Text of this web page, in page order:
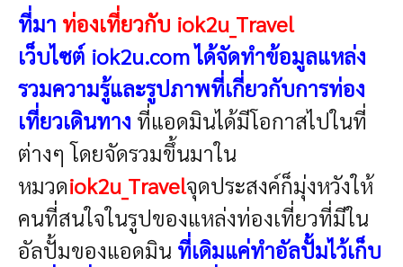
ที่มา ท่องเที่ยวกับ iok2u_Travel
เว็บไซต์ iok2u.com ได้จัดทำข้อมูลแหล่ง
รวมความรู้และรูปภาพที่เกี่ยวกับการท่อง
เที่ยวเดินทาง ที่แอดมินได้มีโอกาสไปในที่
ต่างๆ โดยจัดรวมขึ้นมาใน
หมวดiok2u_Travelจุดประสงค์ก็มุ่งหวังให้
คนที่สนใจในรูปของแหล่งท่องเที่ยวที่มีใน
อัลปั้มของแอดมิน ที่เดิมแค่ทำอัลปั้มไว้เก็บ